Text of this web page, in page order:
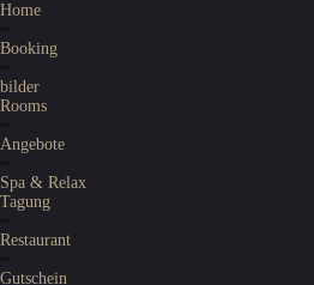
Home
~
Booking
~
bilder
Rooms
~
Angebote
~
Spa & Relax
Tagung
~
Restaurant
~
Gutschein